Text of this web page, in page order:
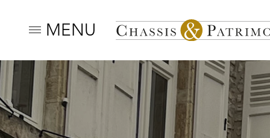
MENU